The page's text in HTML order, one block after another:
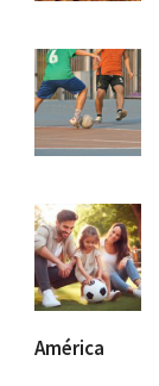
América